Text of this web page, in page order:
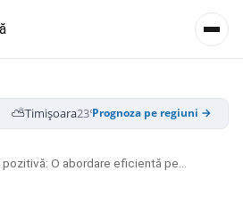
⛅Timișoara23°/34° ☁️Cluj-Napoca
Prognoza pe regiuni →